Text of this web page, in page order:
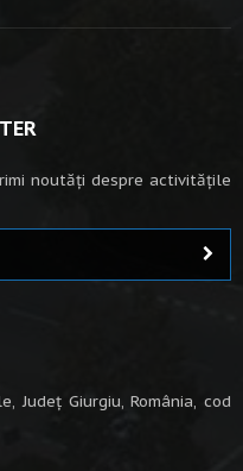
noutăți despre activitățile
Județ Giurgiu, România, cod